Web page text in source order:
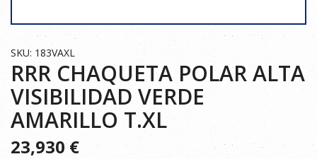
SKU: 183VAXL
RRR CHAQUETA POLAR ALTA
VISIBILIDAD VERDE
AMARILLO T.XL
23,930€